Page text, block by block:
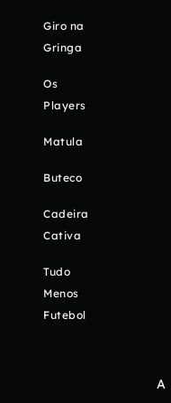
Giro na
Gringa
Os
Players
Matula
Buteco
Cadeira
Cativa
Tudo
Menos
Futebol
A